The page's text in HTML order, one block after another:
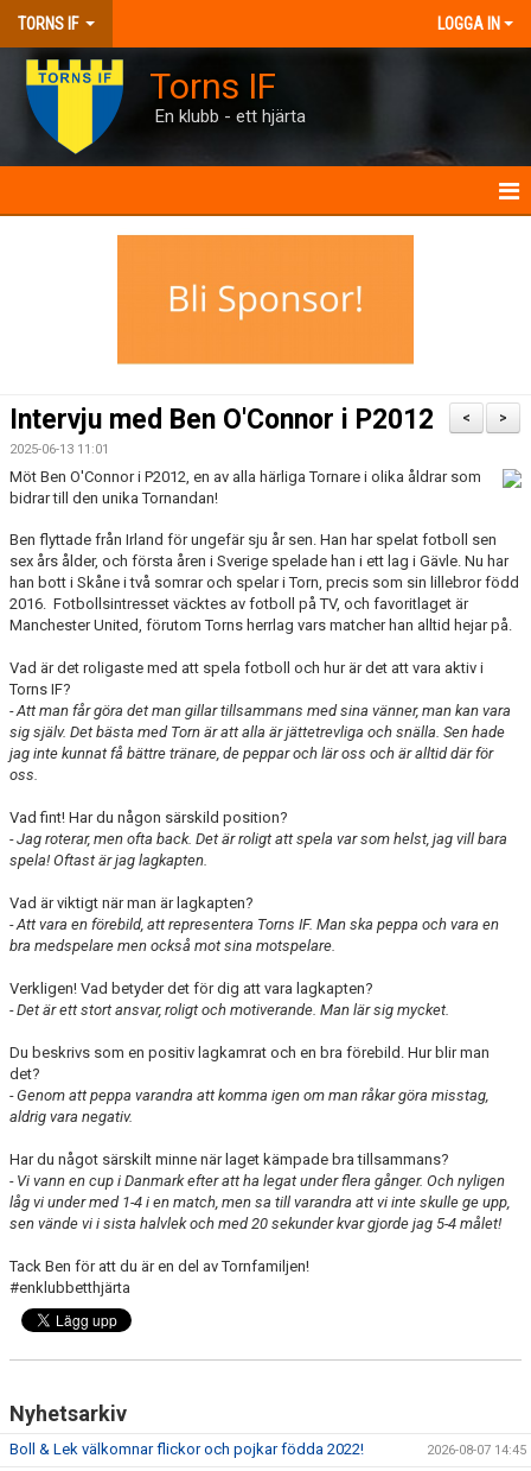
TORNS IF LOGGA IN
Torns IF
En klubb - ett hjärta
MATCHER
BILJETTER
TORN I SAMHÄLLET
ARRANGEMANG
>
<
Intervju med Ben O'Connor i P2012
2025-06-13 11:01
Möt Ben O'Connor i P2012, en av alla härliga Tornare i olika åldrar som
bidrar till den unika Tornandan!
Ben flyttade från Irland för ungefär sju år sen. Han har spelat fotboll sen
sex års ålder, och första åren i Sverige spelade han i ett lag i Gävle. Nu har
han bott i Skåne i två somrar och spelar i Torn, precis som sin lillebror född
2016. Fotbollsintresset väcktes av fotboll på TV, och favoritlaget är
Manchester United, förutom Torns herrlag vars matcher han alltid hejar på.
Vad är det roligaste med att spela fotboll och hur är det att vara aktiv i
Torns IF?
- Att man får göra det man gillar tillsammans med sina vänner, man kan vara
sig själv. Det bästa med Torn är att alla är jättetrevliga och snälla. Sen hade
jag inte kunnat få bättre tränare, de peppar och lär oss och är alltid där för
oss.
Vad fint! Har du någon särskild position?
- Jag roterar, men ofta back. Det är roligt att spela var som helst, jag vill bara
spela! Oftast är jag lagkapten.
Vad är viktigt när man är lagkapten?
- Att vara en förebild, att representera Torns IF. Man ska peppa och vara en
bra medspelare men också mot sina motspelare.
Verkligen! Vad betyder det för dig att vara lagkapten?
- Det är ett stort ansvar, roligt och motiverande. Man lär sig mycket.
Du beskrivs som en positiv lagkamrat och en bra förebild. Hur blir man
det?
- Genom att peppa varandra att komma igen om man råkar göra misstag,
aldrig vara negativ.
Har du något särskilt minne när laget kämpade bra tillsammans?
- Vi vann en cup i Danmark efter att ha legat under flera gånger. Och nyligen
låg vi under med 1-4 i en match, men sa till varandra att vi inte skulle ge upp,
sen vände vi i sista halvlek och med 20 sekunder kvar gjorde jag 5-4 målet!
Tack Ben för att du är en del av Tornfamiljen!
#enklubbetthjärta
Nyhetsarkiv
Boll & Lek välkomnar flickor och pojkar födda 2022! 2026-08-07 14:45